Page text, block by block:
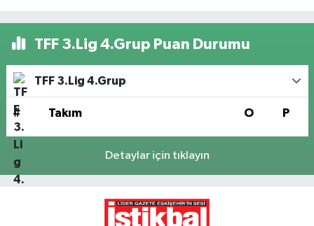
TFF 3.Lig 4.Grup Puan Durumu
TFF 3.Lig 4.Grup
# Takım O P
Detaylar için tıklayın